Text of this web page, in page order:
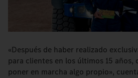
«Después de haber realizado
para clientes en los últimos 15 años,
poner en marcha algo propio»,